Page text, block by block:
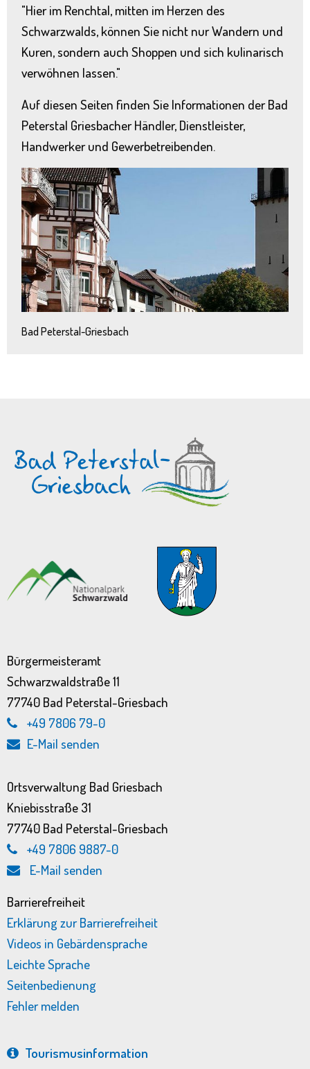
"Hier im Renchtal, mitten im Herzen des
Schwarzwalds, können Sie nicht nur Wandern und
Kuren, sondern auch Shoppen und sich kulinarisch
verwöhnen lassen."
Auf diesen Seiten finden Sie Informationen der Bad
Peterstal Griesbacher Händler, Dienstleister,
Handwerker und Gewerbetreibenden.
Bad Peterstal-Griesbach
Bürgermeisteramt
Schwarzwaldstraße 11
77740 Bad Peterstal-Griesbach
+49 7806 79-0
E-Mail senden
Ortsverwaltung Bad Griesbach
Kniebisstraße 31
77740 Bad Peterstal-Griesbach
+49 7806 9887-0
E-Mail senden
Barrierefreiheit
Erklärung zur Barrierefreiheit
Videos in Gebärdensprache
Leichte Sprache
Seitenbedienung
Fehler melden
Tourismus­information